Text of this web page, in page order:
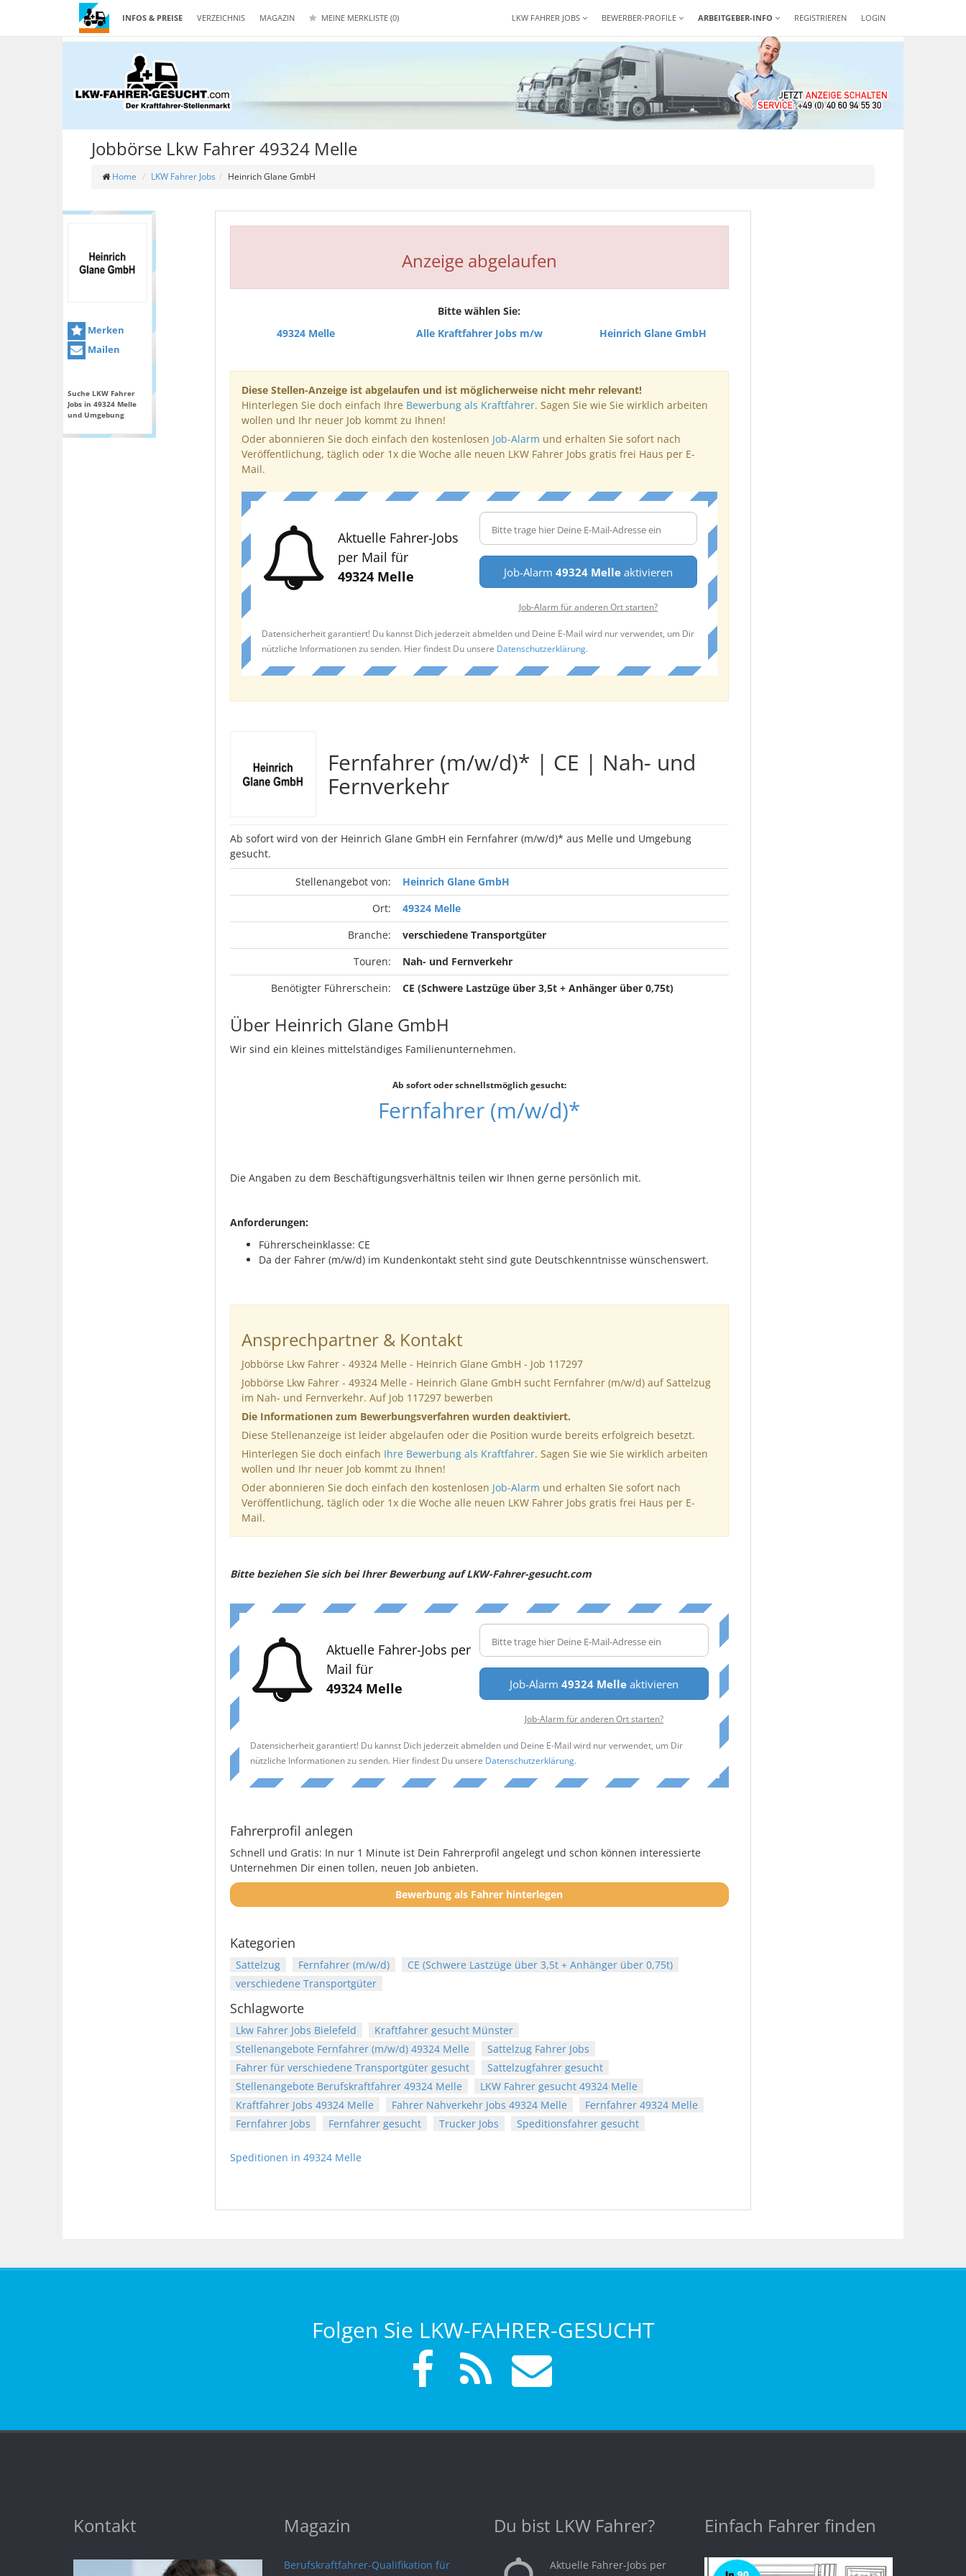
INFOS & PREISE VERZEICHNIS MAGAZIN MEINE MERKLISTE (0) REGISTRIEREN LOGIN
LKW FAHRER JOBS BEWERBER-PROFILE ARBEITGEBER-INFO
Jobbörse Lkw Fahrer 49324 Melle
Home LKW Fahrer Jobs Heinrich Glane GmbH
Merken
Mailen
Suche LKW Fahrer
Jobs in 49324 Melle
und Umgebung
Anzeige abgelaufen
Bitte wählen Sie:
49324 Melle
Alle Kraftfahrer Jobs m/w Heinrich Glane GmbH
Diese Stellen-Anzeige ist abgelaufen und ist möglicherweise nicht mehr relevant!
Hinterlegen Sie doch einfach Ihre Bewerbung als Kraftfahrer. Sagen Sie wie Sie wirklich arbeiten
wollen und Ihr neuer Job kommt zu Ihnen!
Oder abonnieren Sie doch einfach den kostenlosen Job-Alarm und erhalten Sie sofort nach
Veröffentlichung, täglich oder 1x die Woche alle neuen LKW Fahrer Jobs gratis frei Haus per E-
Mail.
Aktuelle Fahrer-Jobs
per Mail für
49324 Melle
Job-Alarm49324 Melle aktivieren
Job-Alarm für anderen Ort starten?
Datensicherheit garantiert! Du kannst Dich jederzeit abmelden und Deine E-Mail wird nur verwendet, um Dir
nützliche Informationen zu senden. Hier findest Du unsere Datenschutzerklärung.
Fernfahrer (m/w/d)* | CE | Nah- und
Fernverkehr
Ab sofort wird von der Heinrich Glane GmbH ein Fernfahrer (m/w/d)* aus Melle und Umgebung
gesucht.
Stellenangebot von:
Heinrich Glane GmbH
Ort:
49324 Melle
Branche:
verschiedene Transportgüter
Touren:
Nah- und Fernverkehr
Benötigter Führerschein:
CE (Schwere Lastzüge über 3,5t + Anhänger über 0,75t)
Über Heinrich Glane GmbH
Wir sind ein kleines mittelständiges Familienunternehmen.
Ab sofort oder schnellstmöglich gesucht:
Fernfahrer (m/w/d)*
Die Angaben zu dem Beschäftigungsverhältnis teilen wir Ihnen gerne persönlich mit.
Anforderungen:
Führerscheinklasse: CE
Da der Fahrer (m/w/d) im Kundenkontakt steht sind gute Deutschkenntnisse wünschenswert.
Ansprechpartner & Kontakt
Jobbörse Lkw Fahrer - 49324 Melle - Heinrich Glane GmbH - Job 117297
Jobbörse Lkw Fahrer - 49324 Melle - Heinrich Glane GmbH sucht Fernfahrer (m/w/d) auf Sattelzug
im Nah- und Fernverkehr. Auf Job 117297 bewerben
Die Informationen zum Bewerbungsverfahren wurden deaktiviert.
Diese Stellenanzeige ist leider abgelaufen oder die Position wurde bereits erfolgreich besetzt.
Hinterlegen Sie doch einfach Ihre Bewerbung als Kraftfahrer. Sagen Sie wie Sie wirklich arbeiten
wollen und Ihr neuer Job kommt zu Ihnen!
Oder abonnieren Sie doch einfach den kostenlosen Job-Alarm und erhalten Sie sofort nach
Veröffentlichung, täglich oder 1x die Woche alle neuen LKW Fahrer Jobs gratis frei Haus per E-
Mail.
Bitte beziehen Sie sich bei Ihrer Bewerbung auf LKW-Fahrer-gesucht.com
Aktuelle Fahrer-Jobs per
Mail für
49324 Melle
Job-Alarm49324 Melle aktivieren
Job-Alarm für anderen Ort starten?
Datensicherheit garantiert! Du kannst Dich jederzeit abmelden und Deine E-Mail wird nur verwendet, um Dir
nützliche Informationen zu senden. Hier findest Du unsere Datenschutzerklärung.
Fahrerprofil anlegen
Schnell und Gratis: In nur 1 Minute ist Dein Fahrerprofil angelegt und schon können interessierte
Unternehmen Dir einen tollen, neuen Job anbieten.
Bewerbung als Fahrer hinterlegen
Kategorien
Sattelzug Fernfahrer (m/w/d)
CE (Schwere Lastzüge über 3,5t + Anhänger über 0,75t)
verschiedene Transportgüter
Schlagworte
Lkw Fahrer Jobs Bielefeld
Kraftfahrer gesucht Münster
Stellenangebote Fernfahrer (m/w/d) 49324 Melle
Sattelzug Fahrer Jobs
Fahrer für verschiedene Transportgüter gesucht
Sattelzugfahrer gesucht
Stellenangebote Berufskraftfahrer 49324 Melle
LKW Fahrer gesucht 49324 Melle
Kraftfahrer Jobs 49324 Melle
Fahrer Nahverkehr Jobs 49324 Melle
Fernfahrer 49324 Melle
Fernfahrer Jobs
Fernfahrer gesucht Trucker Jobs Speditionsfahrer gesucht
Speditionen in 49324 Melle
Folgen Sie LKW-FAHRER-GESUCHT
Kontakt Magazin
Berufskraftfahrer-Qualifikation für
Du bist LKW Fahrer?
Aktuelle Fahrer-Jobs per
Einfach Fahrer finden